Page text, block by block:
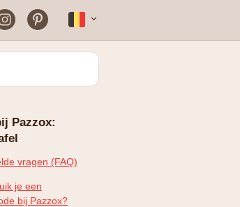
Hotel
vragen
InstagramPinterest
Pazzox:
vragen (FAQ)
je een
bij Pazzox?